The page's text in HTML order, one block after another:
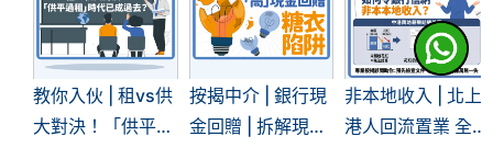
教你入伙 | 租vs供
大對決！「供平過
按揭中介 | 銀行現
金回贈 | 拆解現時
非本地收入 | 北上
港人回流置業 全